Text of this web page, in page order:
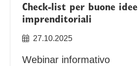
Check-list per buone idee
imprenditoriali
27.10.2025
Webinar informativo